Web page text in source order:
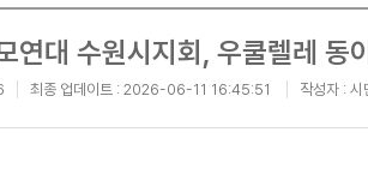
연대 수원시지회, 우쿨렐레 동
최종 업데이트 : 2026-06-11 16:45:51 작성자 :